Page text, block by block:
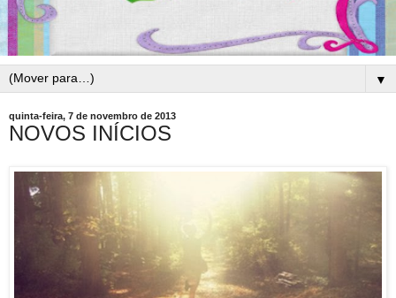
▼
quinta-feira, 7 de novembro de 2013
NOVOS INÍCIOS